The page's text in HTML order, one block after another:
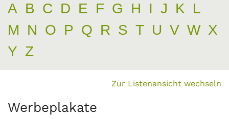
A B C D E F G H I J K L
M
N O P Q R S T U V W X
Y Z
Zur Listenansicht wechseln
Werbeplakate